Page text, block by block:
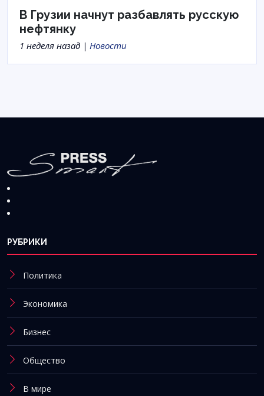
В Грузии начнут разбавлять русскую
нефтянку
1 неделя назад | Новости
РУБРИКИ
Политика
Экономика
Бизнес
Общество
В мире